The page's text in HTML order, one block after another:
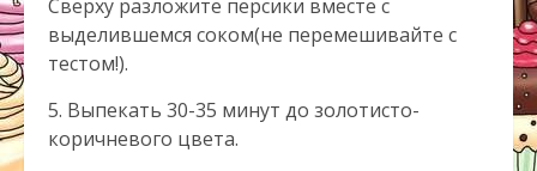
Сверху разложите персики вместе с
выделившемся соком(не перемешивайте с
тестом!).
5. Выпекать 30-35 минут до золотисто-
коричневого цвета.